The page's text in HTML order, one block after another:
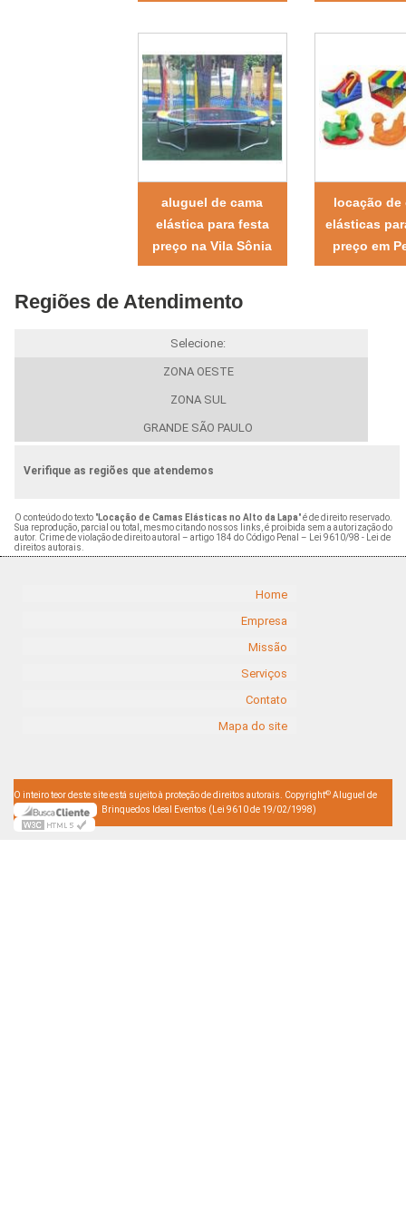
aluguel de cama
elástica para festa
preço na Vila Sônia
locação de
elásticas
preço em
Regiões de Atendimento
Selecione:
ZONA OESTE
ZONA SUL
GRANDE SÃO PAULO
Verifique as regiões que atendemos
O conteúdo do texto "Locação de Camas Elásticas no Alto da Lapa" é de direito reservado.
Sua reprodução, parcial ou total, mesmo citando nossos links, é proibida sem a autorização do
autor. Crime de violação de direito autoral – artigo 184 do Código Penal –
Lei 9610/98 - Lei de
direitos autorais
Home
Empresa
Missão
Serviços
Contato
Mapa do site
O inteiro teor deste site está sujeito à proteção de direitos autorais. Copyright© Aluguel de
Brinquedos Ideal Eventos (Lei 9610 de 19/02/1998)